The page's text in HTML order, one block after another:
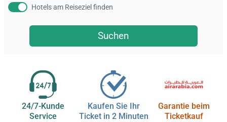
Hotels am Reiseziel finden
Suchen
24/7-Kunde
Service
Kaufen Sie Ihr
Ticket in 2 Minuten
Garantie beim
Ticketkauf